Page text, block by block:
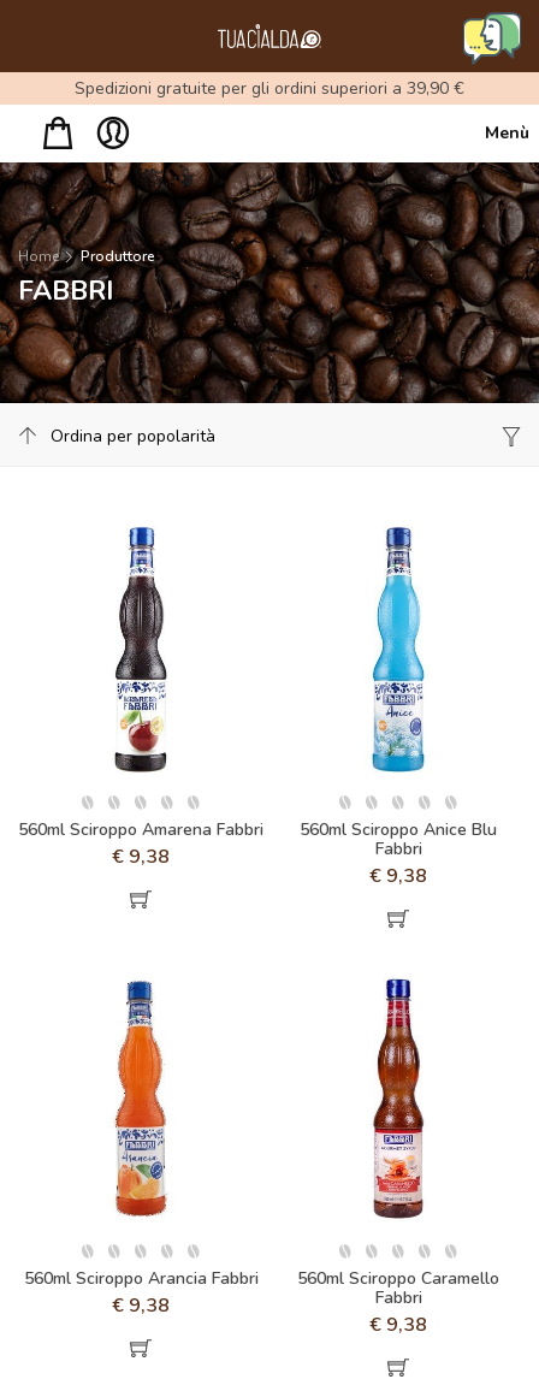
Spedizioni gratuite per gli ordini superiori a 39,90 €
Menù
Home Produttore
FABBRI
560ml Sciroppo Amarena Fabbri
€ 9,38
560ml Sciroppo Anice Blu
Fabbri
€ 9,38
560ml Sciroppo Arancia Fabbri
€ 9,38
560ml Sciroppo Caramello
Fabbri
€ 9,38